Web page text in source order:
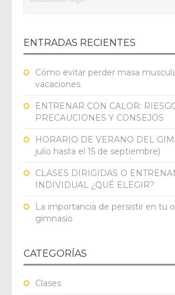
ENTRADAS RECIENTES
Cómo evitar perder masa
vacaciones
ENTRENAR CON CALOR:
PRECAUCIONES Y CONSEJOS
HORARIO DE VERANO DEL
julio hasta el 15 de septiembre)
CLASES DIRIGIDAS O
INDIVIDUAL ¿QUÉ ELEGIR?
La importancia de persistir en tu
gimnasio
CATEGORÍAS
Clases